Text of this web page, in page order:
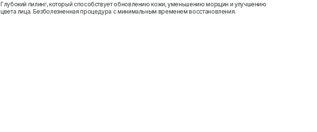
Глубокий пилинг, который способствует обновлению кожи, уменьшению морщин и улучшению
цвета лица. Безболезненная процедура с минимальным временем восстановления.